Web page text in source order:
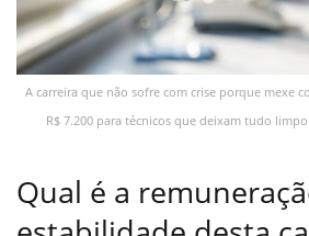
A carreira que não sofre com crise porque mexe
R$ 7.200 para técnicos que deixam tudo
Qual é a